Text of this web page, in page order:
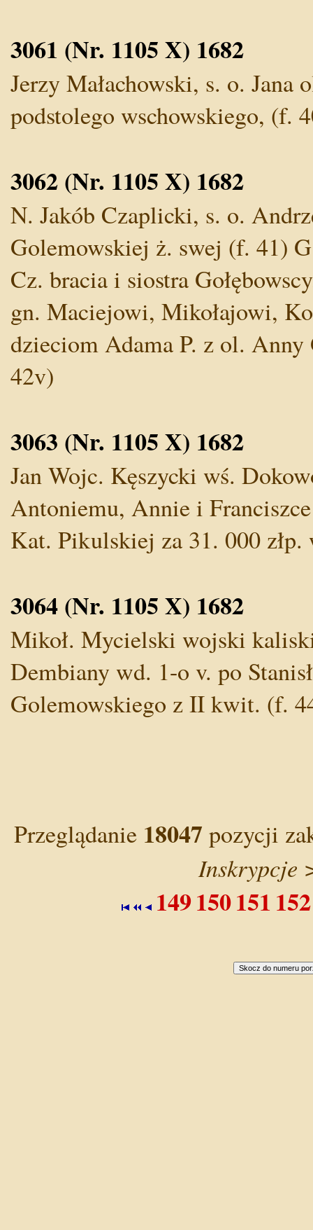
3061 (Nr. 1105 X) 1682
Jerzy Małachowski, s. o.
podstolego wschowskiego, (f.
3062 (Nr. 1105 X) 1682
N. Jakób Czaplicki, s. o.
Golemowskiej ż. swej (f. 41)
Cz. bracia i siostra
gn. Maciejowi, Mikołajowi,
dzieciom Adama P. z ol.
42v)
3063 (Nr. 1105 X) 1682
Jan Wojc. Kęszycki wś.
Antoniemu, Annie i
Kat. Pikulskiej za 31. 000
3064 (Nr. 1105 X) 1682
Mikoł. Mycielski wojski
Dembiany wd. 1-o v. po
Golemowskiego z II kwit. (f.
Przeglądanie 18047pozycji
Inskrypcje
149150151 152